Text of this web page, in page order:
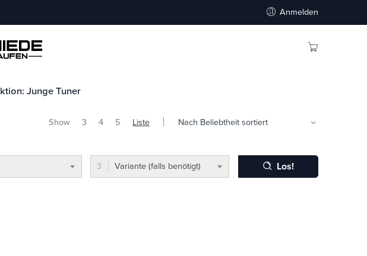
Anmelden
Junge Tuner
Show 3 4 5 Liste
Variante (falls benötigt) Los!